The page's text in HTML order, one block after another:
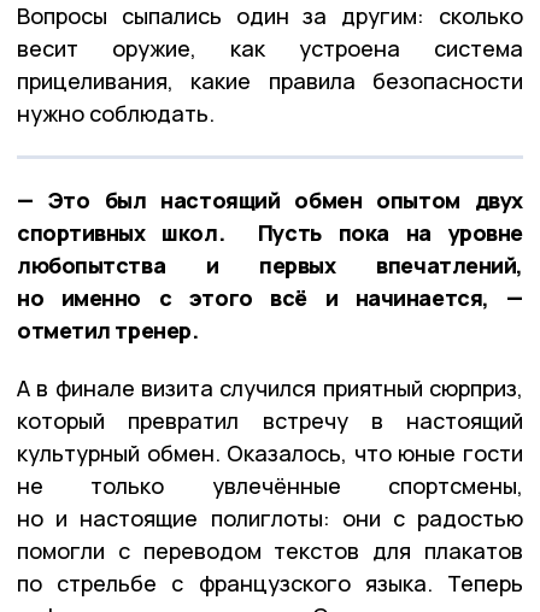
Вопросы сыпались один за другим: сколько
весит оружие, как устроена система
прицеливания, какие правила безопасности
нужно соблюдать.
— Это был настоящий обмен опытом двух
спортивных школ. Пусть пока на уровне
любопытства и первых впечатлений,
но именно с этого всё и начинается, —
отметил тренер.
А в финале визита случился приятный сюрприз,
который превратил встречу в настоящий
культурный обмен. Оказалось, что юные гости
не только увлечённые спортсмены,
но и настоящие полиглоты: они с радостью
помогли с переводом текстов для плакатов
по стрельбе с французского языка. Теперь